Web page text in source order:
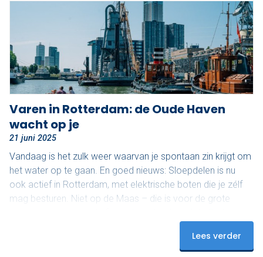
Klassieke sloep
XL Lounge sloep
Contact
Over Sloepdelen
Veel gestelde vragen
Werken bij Sloepdelen
Varen in Rotterdam: de Oude Haven
wacht op je
21 juni 2025
Vandaag is het zulk weer waarvan je spontaan zin krijgt om
het water op te gaan. En goed nieuws: Sloepdelen is nu
ook actief in Rotterdam, met elektrische boten die je zélf
mag besturen. Niet op de Maas – die is voor de grote
Haven. En dat maakt het juist zo relaxed. Ontdek het
mooiste stukje van Rotterdam De Oude Haven is een van
Lees verder